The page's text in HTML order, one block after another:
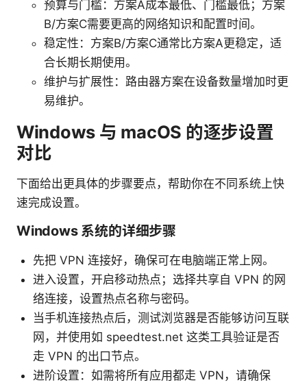
预算与门槛：方案A成本最低、门槛最低；方案
B/方案C需要更高的网络知识和配置时间。
稳定性：方案B/方案C通常比方案A更稳定，适
合长期长期使用。
维护与扩展性：路由器方案在设备数量增加时更
易维护。
Windows 与 macOS 的逐步设置
对比
下面给出更具体的步骤要点，帮助你在不同系统上快
速完成设置。
Windows 系统的详细步骤
先把 VPN 连接好，确保可在电脑端正常上网。
进入设置，开启移动热点；选择共享自 VPN 的网
络连接，设置热点名称与密码。
当手机连接热点后，测试浏览器是否能够访问互联
网，并使用如 speedtest.net 这类工具验证是否
走 VPN 的出口节点。
进阶设置：如需将所有应用都走 VPN，请确保